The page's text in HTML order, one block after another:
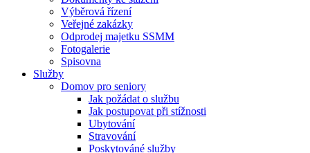
Výběrová řízení
Veřejné zakázky
Odprodej majetku SSMM
Fotogalerie
Spisovna
Služby
Domov pro seniory
Jak požádat o službu
Jak postupovat při stížnosti
Ubytování
Stravování
Poskytováné služby